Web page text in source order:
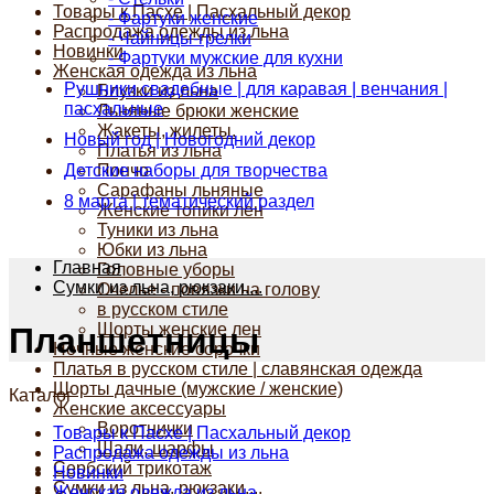
Товары к Пасхе | Пасхальный декор
Распродажа одежды из льна
Новинки
Женская одежда из льна
Блузки из льна
Льняные брюки женские
Жакеты, жилеты.
Платья из льна
Пончо
Сарафаны льняные
Женские топики лен
Туники из льна
Юбки из льна
Головные уборы
Очелье - повязки на голову
в русском стиле
Шорты женские лен
Ночные женские сорочки
Платья в русском стиле | славянская одежда
Шорты дачные (мужские / женские)
Женские аксессуары
Воротнички
Шали, шарфы
Сербский трикотаж
Сумки из льна, рюкзаки....
- Фартуки женские
- Чайницы-грелки
- Фартуки мужские для кухни
Рушники свадебные | для каравая | венчания |
пасхальные
Новый год | Новогодний декор
Детские наборы для творчества
8 марта | тематический раздел
Главная
Сумки из льна, рюкзаки....
Планшетницы
Каталог
Товары к Пасхе | Пасхальный декор
Распродажа одежды из льна
Новинки